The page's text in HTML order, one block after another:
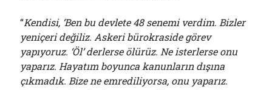
“Kendisi, ‘Ben bu devlete 48 senemi verdim. Bizler
yeniçeri değiliz. Askeri bürokraside görev
yapıyoruz. ‘Öl’ derlerse ölürüz. Ne isterlerse onu
yaparız. Hayatım boyunca kanunların dışına
çıkmadık. Bize ne emrediliyorsa, onu yaparız.